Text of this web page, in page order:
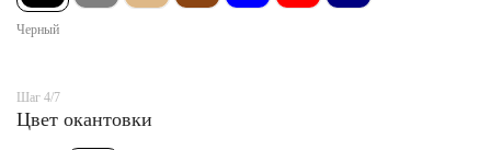
Черный
Шаг 4/7
Цвет окантовки